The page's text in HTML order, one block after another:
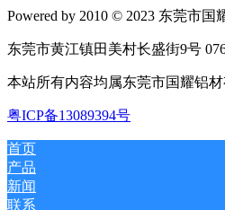
Powered by 2010 © 2023 东莞市国
东莞市黄江镇田美村长盛街9号
本站所有内容均属东莞市国耀铝
粤ICP备13089394号
首页
产品
新闻
联系